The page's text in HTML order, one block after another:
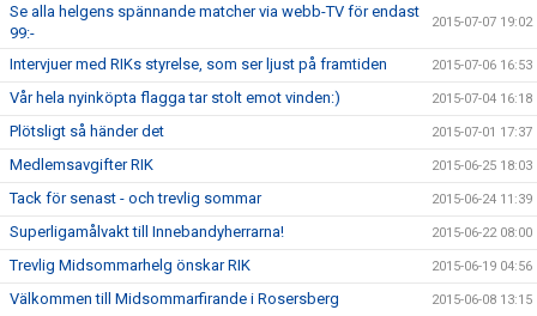
Se alla helgens spännande matcher via webb-TV för endast
99:-
2015-07-07 19:02
Intervjuer med RIKs styrelse, som ser ljust på framtiden 2015-07-06 16:53
Vår hela nyinköpta flagga tar stolt emot vinden:) 2015-07-04 16:18
Plötsligt så händer det 2015-07-01 17:37
Medlemsavgifter RIK 2015-06-25 18:03
Tack för senast - och trevlig sommar 2015-06-24 11:39
Superligamålvakt till Innebandyherrarna! 2015-06-22 08:00
Trevlig Midsommarhelg önskar RIK 2015-06-19 04:56
Välkommen till Midsommarfirande i Rosersberg 2015-06-08 13:15